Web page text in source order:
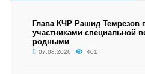
Глава КЧР Рашид Темрезов
участниками специальной
родными
07.08.2026 401